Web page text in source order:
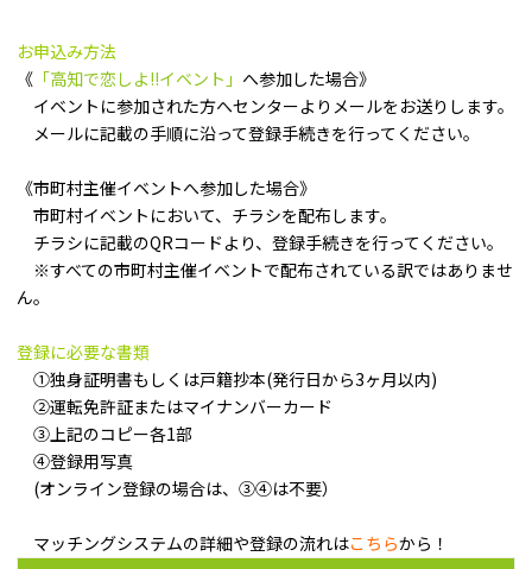
お申込み方法
《 「高知で恋しよ!!イベント」 へ参加した場合》
イベントに参加された方へセンターよりメールをお送りします。
メールに記載の手順に沿って登録手続きを行ってください。
《市町村主催イベントへ参加した場合》
市町村イベントにおいて、チラシを配布します。
チラシに記載のQRコードより、登録手続きを行ってください。
※すべての市町村主催イベントで配布されている訳ではありませ
ん。
登録に必要な書類
①独身証明書もしくは戸籍抄本(発行日から3ヶ月以内)
②運転免許証またはマイナンバーカード
③上記のコピー各1部
④登録用写真
(オンライン登録の場合は、③④は不要）
マッチングシステムの詳細や登録の流れはこちらから！